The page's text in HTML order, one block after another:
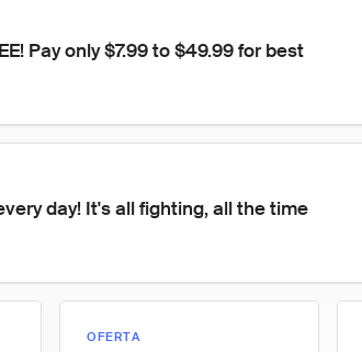
Pay only $7.99 to $49.99 for best
day! It's all fighting, all the time
OFERTA